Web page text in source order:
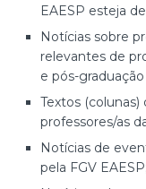
EAESP esteja
Notícias sobre
relevantes de
e pós-
Textos
professores/as
Notícias de
pela FGV EAESP;